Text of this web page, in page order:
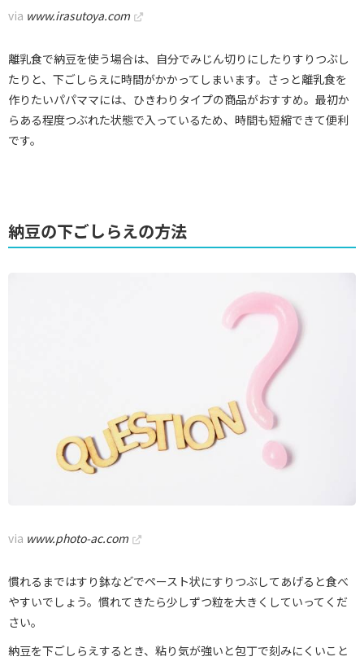
via www.irasutoya.com
離乳食で納豆を使う場合は、自分でみじん切りにしたりすりつぶし
たりと、下ごしらえに時間がかかってしまいます。さっと離乳食を
作りたいパパママには、ひきわりタイプの商品がおすすめ。最初か
らある程度つぶれた状態で入っているため、時間も短縮できて便利
です。
納豆の下ごしらえの方法
via www.photo-ac.com
慣れるまではすり鉢などでペースト状にすりつぶしてあげると食べ
やすいでしょう。慣れてきたら少しずつ粒を大きくしていってくだ
さい。
納豆を下ごしらえするとき、粘り気が強いと包丁で刻みにくいこと